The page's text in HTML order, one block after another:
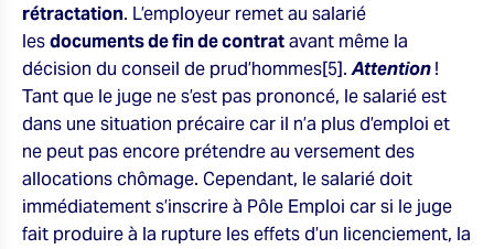
rétractation. L’employeur remet au salarié
lesdocuments de fin de contratavant même la
décision du conseil de prud’hommes[5].Attention!
Tant que le juge ne s’est pas prononcé, le salarié est
dans une situation précaire car il n’a plus d’emploi et
ne peut pas encore prétendre au versement des
allocations chômage. Cependant, le salarié doit
immédiatement s’inscrire à Pôle Emploi car si le juge
fait produire à la rupture les effets d’un licenciement, la